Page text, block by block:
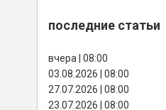
последние статьи
вчера | 08:00
03.08.2026 | 08:00
27.07.2026 | 08:00
23.07.2026 | 08:00